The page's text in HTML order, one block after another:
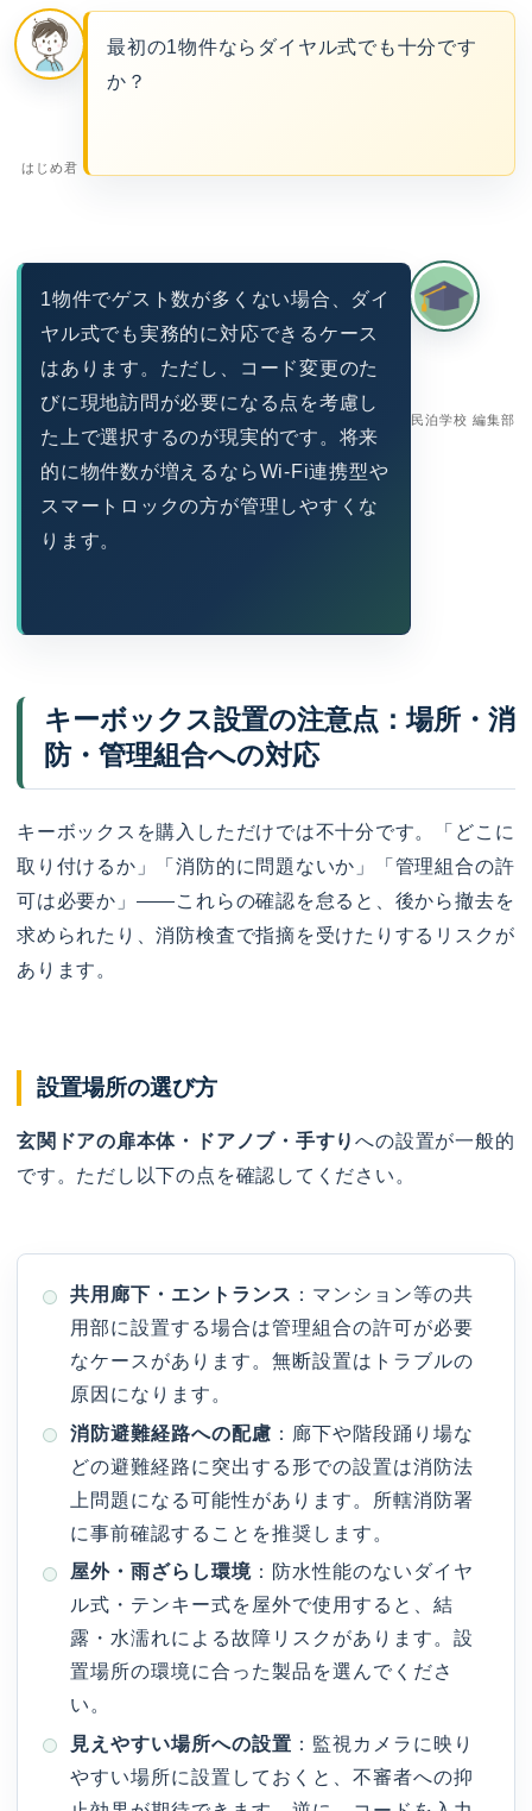
はじめ君
最初の1物件ならダイヤル式でも十分です
か？
民泊学校 編集部
1物件でゲスト数が多くない場合、ダイ
ヤル式でも実務的に対応できるケース
はあります。ただし、コード変更のた
びに現地訪問が必要になる点を考慮し
た上で選択するのが現実的です。将来
的に物件数が増えるならWi-Fi連携型や
スマートロックの方が管理しやすくな
ります。
キーボックス設置の注意点：場所・消
防・管理組合への対応
キーボックスを購入しただけでは不十分です。「どこに
取り付けるか」「消防的に問題ないか」「管理組合の許
可は必要か」——これらの確認を怠ると、後から撤去を
求められたり、消防検査で指摘を受けたりするリスクが
あります。
設置場所の選び方
玄関ドアの扉本体・ドアノブ・手すりへの設置が一般的
です。ただし以下の点を確認してください。
共用廊下・エントランス ：マンション等の共
用部に設置する場合は管理組合の許可が必要
なケースがあります。無断設置はトラブルの
原因になります。
消防避難経路への配慮 ：廊下や階段踊り場な
どの避難経路に突出する形での設置は消防法
上問題になる可能性があります。所轄消防署
に事前確認することを推奨します。
屋外・雨ざらし環境 ：防水性能のないダイヤ
ル式・テンキー式を屋外で使用すると、結
露・水濡れによる故障リスクがあります。設
置場所の環境に合った製品を選んでくださ
い。
見えやすい場所への設置 ：監視カメラに映り
やすい場所に設置しておくと、不審者への抑